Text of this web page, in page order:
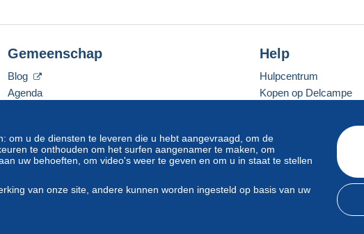
om u de diensten te leveren die u hebt aangevraagd, om de
te onthouden om het surfen aangenamer te maken, om
uw behoeften, om video's weer te geven en om u in staat te stellen
van onze site, andere kunnen worden ingesteld op basis van uw
Gemeenschap
Blog
Agenda
Help
Hulpcentrum
Kopen op Delcampe
Een beveiligde website